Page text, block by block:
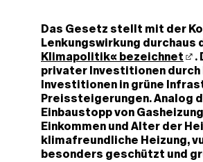
Das Gesetz stellt mit der
Lenkungswirkung durchaus
Klimapolitik« bezeichnet
.
privater Investitionen durch
Investitionen in grüne
Preissteigerungen. Analog
Einbaustopp von
Einkommen und Alter der
klimafreundliche Heizung,
besonders geschützt und